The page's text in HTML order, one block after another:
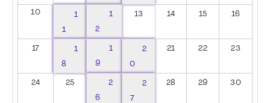
10
1
1
1
2
13 14 15 16
17
1
8
1
9
2
0
21 22 23
24 25
2
6
2
7
28 29 30